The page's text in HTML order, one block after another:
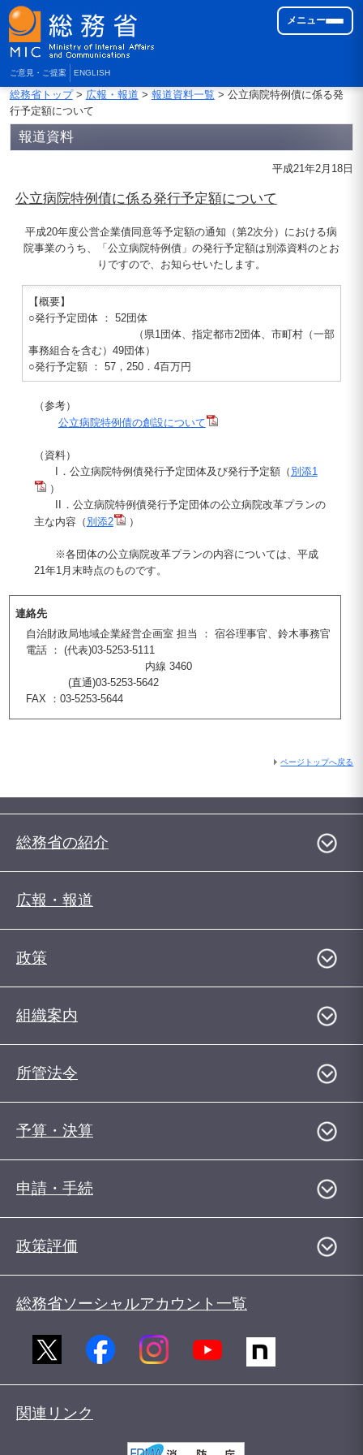
ご意見・ご提案 ENGLISH
メニュー
総務省トップ> 広報・報道 > 報道資料一覧> 公立病院特例債に係る発
行予定額について
報道資料
平成21年2月18日
公立病院特例債に係る発行予定額について
平成20年度公営企業債同意等予定額の通知（第2次分）における病
院事業のうち、「公立病院特例債」の発行予定額は別添資料のとお
りですので、お知らせいたします。
【概要】
○発行予定団体 ： 52団体
（県1団体、指定都市2団体、市町村（一部
事務組合を含む）49団体）
○発行予定額 ： 57，250．4百万円
（参考）
公立病院特例債の創設について
（資料）
．公立病院特例債発行予定団体及び発行予定額（ 別添1
）
．公立病院特例債発行予定団体の公立病院改革プランの
主な内容（ 別添2 ）
※各団体の公立病院改革プランの内容については、平成
21年1月末時点のものです。
連絡先
自治財政局地域企業経営企画室 担当 ： 宿谷理事官、鈴木事務官
電話 ： (代表)03-5253-5111
内線 3460
(直通)03-5253-5642
FAX ：03-5253-5644
ページトップへ戻る
総務省の紹介
広報・報道
政策
組織案内
所管法令
予算・決算
申請・手続
政策評価
総務省ソーシャルアカウント一覧
関連リンク